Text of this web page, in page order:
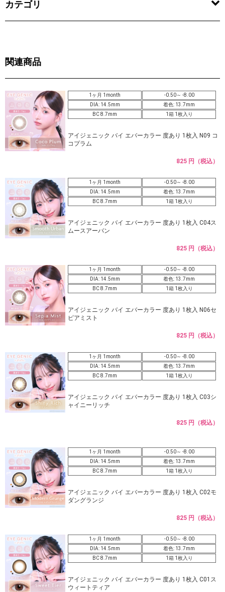
カテゴリ
関連商品
1ヶ月 1month
-0.50～ -8.00
DIA: 14.5mm
着色: 13.7mm
BC 8.7mm
1箱 1枚入り
アイジェニック バイ エバーカラー 度あり 1枚入 N09 コ
コプラム
825 円（税込）
1ヶ月 1month
-0.50～ -8.00
DIA: 14.5mm
着色: 13.7mm
BC 8.7mm
1箱 1枚入り
アイジェニック バイ エバーカラー 度あり 1枚入 C04ス
ムースアーバン
825 円（税込）
1ヶ月 1month
-0.50～ -8.00
DIA: 14.5mm
着色: 13.7mm
BC 8.7mm
1箱 1枚入り
アイジェニック バイ エバーカラー 度あり 1枚入 N06セ
ピアミスト
825 円（税込）
1ヶ月 1month
-0.50～ -8.00
DIA: 14.5mm
着色: 13.7mm
BC 8.7mm
1箱 1枚入り
アイジェニック バイ エバーカラー 度あり 1枚入 C03シ
ャイニーリッチ
825 円（税込）
1ヶ月 1month
-0.50～ -8.00
DIA: 14.5mm
着色: 13.7mm
BC 8.7mm
1箱 1枚入り
アイジェニック バイ エバーカラー 度あり 1枚入 C02モ
ダングランジ
825 円（税込）
1ヶ月 1month
-0.50～ -8.00
DIA: 14.5mm
着色: 13.7mm
BC 8.7mm
1箱 1枚入り
アイジェニック バイ エバーカラー 度あり 1枚入 C01ス
ウィートティア